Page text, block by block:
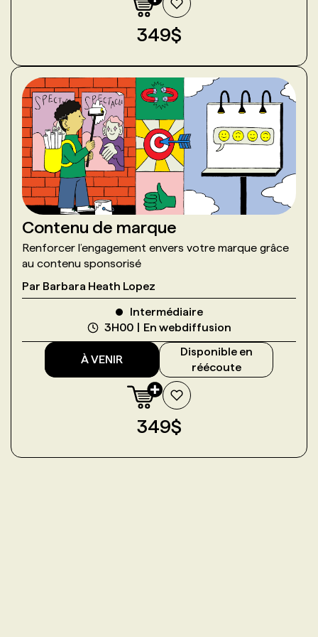
349$
Contenu de marque
Renforcer l’engagement envers votre marque grâce
au contenu sponsorisé
Par Barbara Heath Lopez
Intermédiaire
3H00
En webdiffusion
À VENIR
Disponible en
réécoute
349$